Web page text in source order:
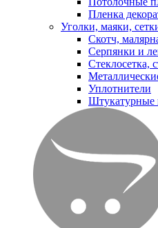
Пленка
Уголки, маяки,
Скотч,
Серпянки и
Стеклосетка,
Уплотнители
Штукатурные